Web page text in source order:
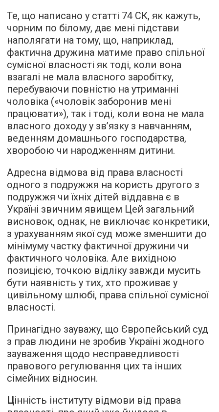
Те, що написано у статті 74 СК, як кажуть,
чорним по білому, дає мені підстави
наполягати на тому, що, наприклад,
фактична дружина матиме право спільної
сумісної власності як тоді, коли вона
взагалі не мала власного заробітку,
перебуваючи повністю на утриманні
чоловіка («чоловік заборонив мені
працювати»), так і тоді, коли вона не мала
власного доходу у зв’язку з навчанням,
веденням домашнього господарства,
хворобою чи народженням дитини.
Адресна відмова від права власності
одного з подружжя на користь другого з
подружжя чи їхніх дітей віддавна є в
Україні звичним явищем Цей загальний
висновок, однак, не виключає конкретики,
з урахуванням якої суд може зменшити до
мінімуму частку фактичної дружини чи
фактичного чоловіка. Але вихідною
позицією, точкою відліку завжди мусить
бути наявність у тих, хто проживає у
цивільному шлюбі, права спільної сумісної
власності.
Принагідно зауважу, що Європейський суд
з прав людини не зробив Україні жодного
зауваження щодо несправедливості
правового регулювання цих та інших
сімейних відносин.
Цінність інституту відмови від права